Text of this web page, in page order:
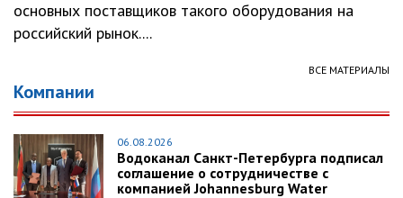
основных поставщиков такого оборудования на
российский рынок....
ВСЕ МАТЕРИАЛЫ
Компании
06.08.2026
Водоканал Санкт-Петербурга подписал
соглашение о сотрудничестве с
компанией Johannesburg Water